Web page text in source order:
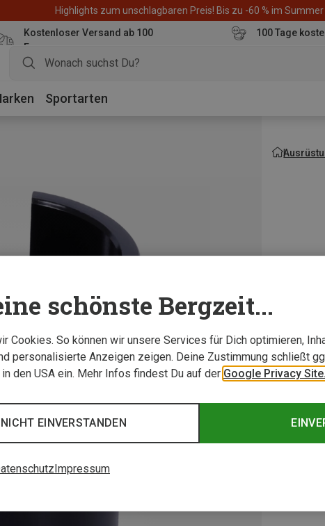
Highlights zum unschlagbaren Preis! Bis zu -60 % im Summer
Kostenloser Versand ab 100
Euro
100 Tage
Sportarten
schönste Bergzeit...
Cookies. So können wir unsere Services für Dich optimieren,
personalisierte Anzeigen zeigen. Deine Zustimmung schließt
in den USA ein. Mehr Infos findest Du auf der Google Privacy Site.
NICHT EINVERSTANDEN
Impressum